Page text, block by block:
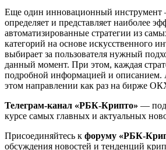
Еще один инновационный инструмент
определяет и представляет наиболее
автоматизированные стратегии из
категорий на основе искусственного
выбирает за пользователя нужный
данный момент. При этом, каждая
подробной информацией и описанием.
этом направлении как раз на бирже
Телеграм-канал «РБК-Крипто» —
курсе самых главных и актуальных
Присоединяйтесь к форуму «РБК-
обсуждения новостей и тенденций